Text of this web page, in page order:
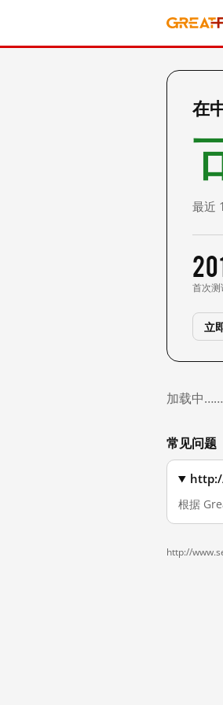
在
最近
首次测
立
加载中……
常见问题
根据
http://